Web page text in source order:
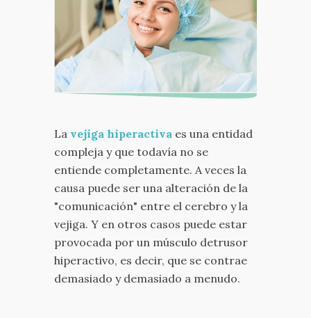
La vejiga hiperactiva es una entidad
compleja y que todavía no se
entiende completamente. A veces la
causa puede ser una alteración de la
"comunicación" entre el cerebro y la
vejiga. Y en otros casos puede estar
provocada por un músculo detrusor
hiperactivo, es decir, que se contrae
demasiado y demasiado a menudo.